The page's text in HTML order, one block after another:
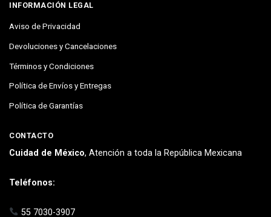
INFORMACIÓN LEGAL
Aviso de Privacidad
Devoluciones y Cancelaciones
Términos y Condiciones
Política de Envíos y Entregas
Política de Garantías
CONTACTO
Cuidad de México, Atención a toda la República Mexicana
Teléfonos:
55 7030-3907